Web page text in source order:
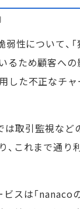
性について、
るため顧客への
した不正なチャ
は取引監視など
、これまで通り
スは「nanaco